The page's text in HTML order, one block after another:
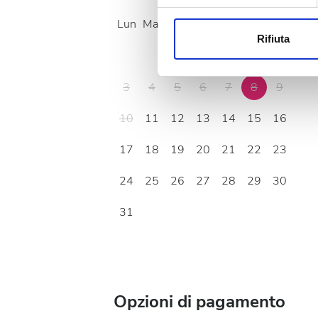
modificare o ritirare il tuo
di analisi dei dati web,
che hanno raccolto dal tuo
Rifiuta
Lun Mar Mer Gio Ven Sab Dom
1
2
3
4 5 6 7 8
9
10
11 12 13 14 15
16
17
18 19 20 21 22
23
24
25 26 27 28 29
30
31
Opzioni di pagamento